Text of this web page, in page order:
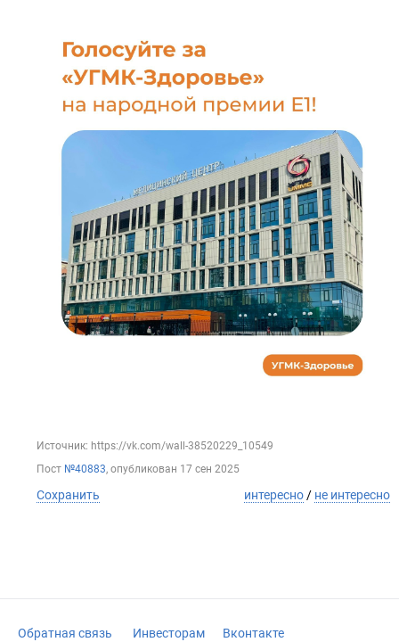
Источник: https://vk.com/wall-38520229_10549
Пост №40883, опубликован 17 сен 2025
Сохранить интересно / не интересно
Обратная связь Инвесторам Вконтакте